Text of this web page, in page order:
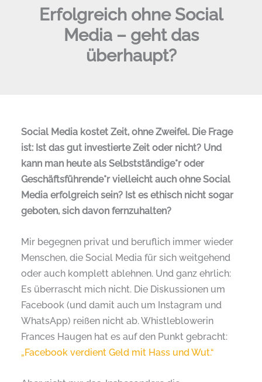
Erfolgreich ohne Social
Media – geht das
überhaupt?
Social Media kostet Zeit, ohne Zweifel. Die Frage
ist: Ist das gut investierte Zeit oder nicht? Und
kann man heute als Selbstständige*r oder
Geschäftsführende*r vielleicht auch ohne Social
Media erfolgreich sein? Ist es ethisch nicht sogar
geboten, sich davon fernzuhalten?
Mir begegnen privat und beruflich immer wieder
Menschen, die Social Media für sich weitgehend
oder auch komplett ablehnen. Und ganz ehrlich:
Es überrascht mich nicht. Die Diskussionen um
Facebook (und damit auch um Instagram und
WhatsApp) reißen nicht ab. Whistleblowerin
Frances Haugen hat es auf den Punkt gebracht:
„Facebook verdient Geld mit Hass und Wut.“